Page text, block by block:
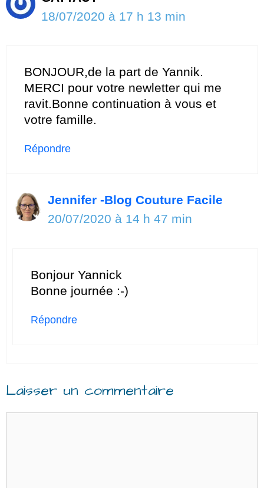
18/07/2020 à 17 h 13 min
BONJOUR,de la part de Yannik.
MERCI pour votre newletter qui me
ravit.Bonne continuation à vous et
votre famille.
Répondre
Jennifer -Blog Couture Facile
20/07/2020 à 14 h 47 min
Bonjour Yannick
Bonne journée :-)
Répondre
Laisser un commentaire